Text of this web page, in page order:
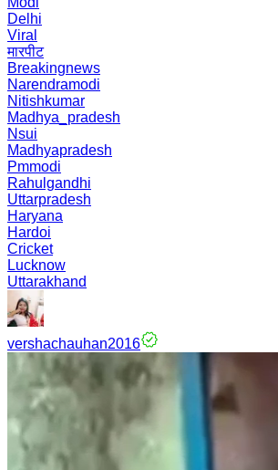
Delhi
Viral
मारपीट
Breakingnews
Narendramodi
Nitishkumar
Madhya_pradesh
Nsui
Madhyapradesh
Pmmodi
Rahulgandhi
Uttarpradesh
Haryana
Hardoi
Cricket
Lucknow
Uttarakhand
vershachauhan2016